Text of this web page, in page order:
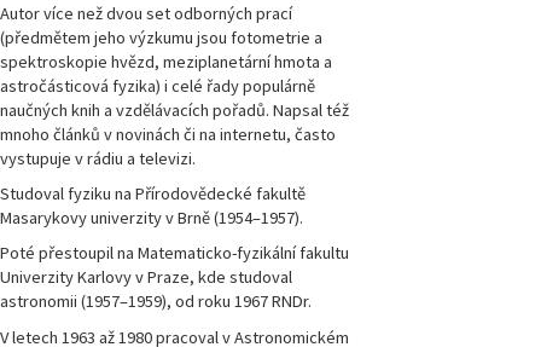
Autor více než dvou set odborných prací
(předmětem jeho výzkumu jsou fotometrie a
spektroskopie hvězd, meziplanetární hmota a
astročásticová fyzika) i celé řady populárně
naučných knih a vzdělávacích pořadů. Napsal též
mnoho článků v novinách či na internetu, často
vystupuje v rádiu a televizi.
Studoval fyziku na Přírodovědecké fakultě
Masarykovy univerzity v Brně (1954–1957).
Poté přestoupil na Matematicko-fyzikální fakultu
Univerzity Karlovy v Praze, kde studoval
astronomii (1957–1959), od roku 1967 RNDr.
V letech 1963 až 1980 pracoval v Astronomickém